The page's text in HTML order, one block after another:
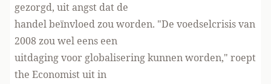
gezorgd, uit angst dat de
handel beïnvloed zou worden. "De voedselcrisis van
2008 zou wel eens een
uitdaging voor globalisering kunnen worden," roept
the Economist uit in